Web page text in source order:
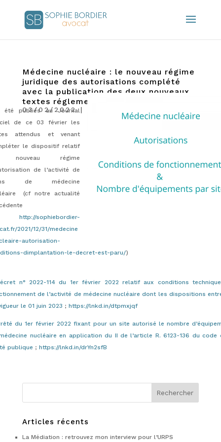
Médecine nucléaire : le nouveau régime
juridique des autorisations complété
avec la publication des deux nouveaux
textes réglementaires attendus
03/02/2022|
été publiés au Journal
de ce 03 février les
attendus et venant
le dispositif relatif
nouveau régime
de l’activité de
de médecine
(cf notre actualité
http://sophiebordier-
2021/12/31/medecine
autorisation-
dimplantation-le-decret-est-paru/)
n° 2022-114 du 1er février 2022 relatif aux conditions
de l’activité de médecine nucléaire dont les dispositions
le 01 juin 2023 ; https://lnkd.in/dtpmxjqf
du 1er février 2022 fixant pour un site autorisé le nombre
nucléaire en application du II de l’article R. 6123-136 du code
publique ; https://lnkd.in/drYn2sfB
Articles récents
La Médiation : retrouvez mon interview pour l’URPS